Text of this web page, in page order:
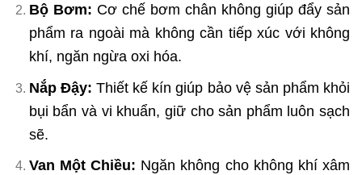
Bộ Bơm: Cơ chế bơm chân không giúp đẩy sản
phẩm ra ngoài mà không cần tiếp xúc với không
khí, ngăn ngừa oxi hóa.
Nắp Đậy: Thiết kế kín giúp bảo vệ sản phẩm khỏi
bụi bẩn và vi khuẩn, giữ cho sản phẩm luôn sạch
sẽ.
Van Một Chiều: Ngăn không cho không khí xâm